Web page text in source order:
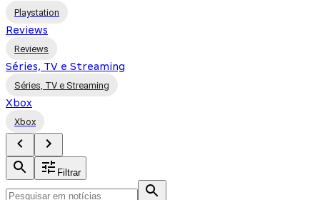
Playstation
Reviews
Reviews
Séries, TV e Streaming
Séries, TV e Streaming
Xbox
Xbox
Filtrar